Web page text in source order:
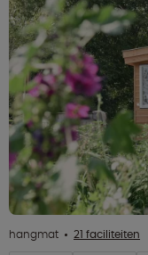
hangmat 21 faciliteiten